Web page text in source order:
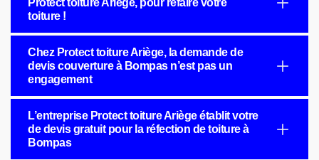
Protect toiture Ariège, pour refaire votre
toiture !
Chez Protect toiture Ariège, la demande de
devis couverture à Bompas n’est pas un
engagement
L’entreprise Protect toiture Ariège établit votre
de devis gratuit pour la réfection de toiture à
Bompas